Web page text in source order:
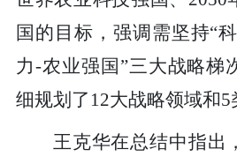
国的目标，强调需坚持“
力-农业强国”三大战略梯
细规划了12大战略领域和5
王克华在总结中指出